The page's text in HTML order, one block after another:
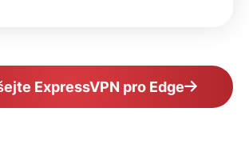
ExpressVPN pro Edge